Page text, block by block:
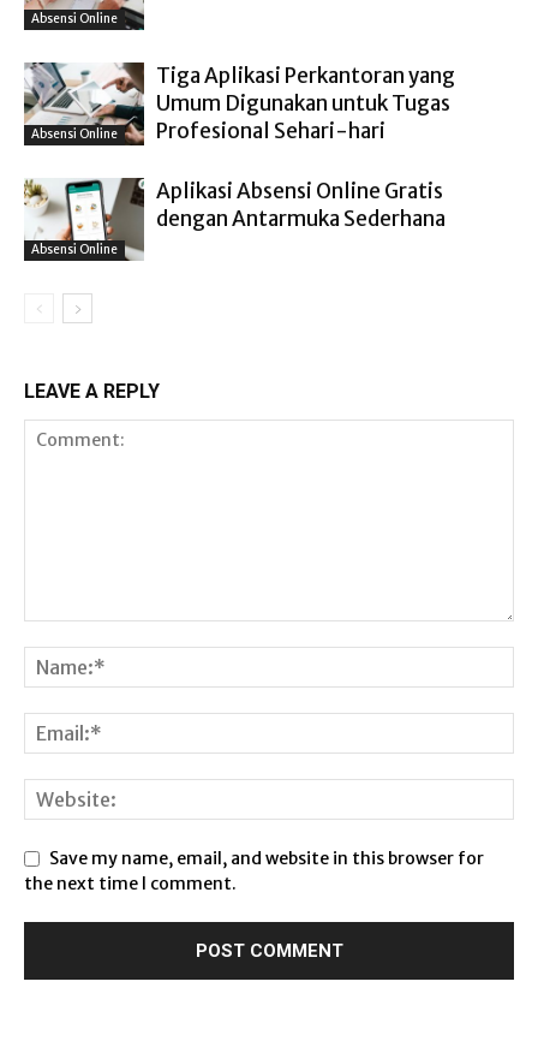
Absensi Online
Absensi Online
Tiga Aplikasi Perkantoran yang
Umum Digunakan untuk Tugas
Profesional Sehari-hari
Absensi Online
Aplikasi Absensi Online Gratis
dengan Antarmuka Sederhana
LEAVE A REPLY
Save my name, email, and website in this browser for
the next time I comment.